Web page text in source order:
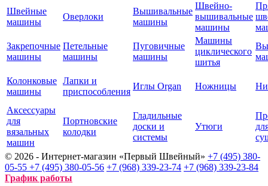
Швейные
машины
Оверлоки
Вышивальные
машины
Швейно-
вышивальные
машины
Закрепочные
машины
Петельные
машины
Пуговичные
машины
Машины
циклического
шитья
Колонковые
машины
Лапки и
приспособления
Иглы Organ Ножницы
Аксессуары
для
вязальных
машин
Портновские
колодки
Гладильные
доски и
системы
Утюги
© 2026 - Интернет-магазин «Первый Швейный» +7 (495) 380-
05-55 +7 (495) 380-05-56 +7 (968) 339-23-74 +7 (968) 339-23-84
График работы